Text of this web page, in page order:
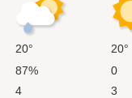
20° 20°
87% 0
4 3